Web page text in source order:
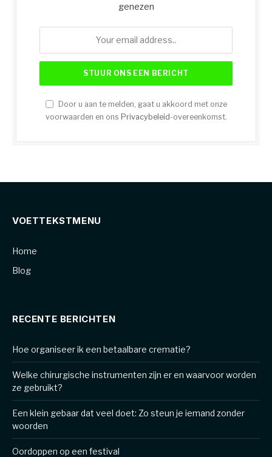
genezen
Door u aan te melden, gaat u akkoord met onze
voorwaarden en ons Privacybeleid-overeenkomst.
VOETTEKSTMENU
Home
Blog
RECENTE BERICHTEN
Hoe organiseer ik een betaalbare crematie?
Welke chirurgische instrumenten zijn er en waarvoor worden
ze gebruikt?
Een klein gebaar dat veel doet: Zo steun je iemand zonder
woorden
Oordoppen op een festival